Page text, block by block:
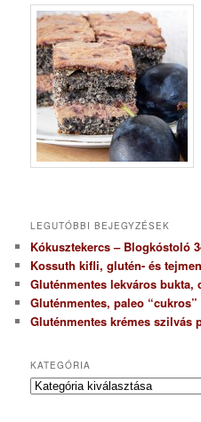
LEGUTÓBBI BEJEGYZÉSEK
Kókusztekercs – Blogkóstoló
Kossuth kifli, glutén- és
Gluténmentes lekváros bukta,
Gluténmentes, paleo
Gluténmentes krémes szilvás
KATEGÓRIA
K